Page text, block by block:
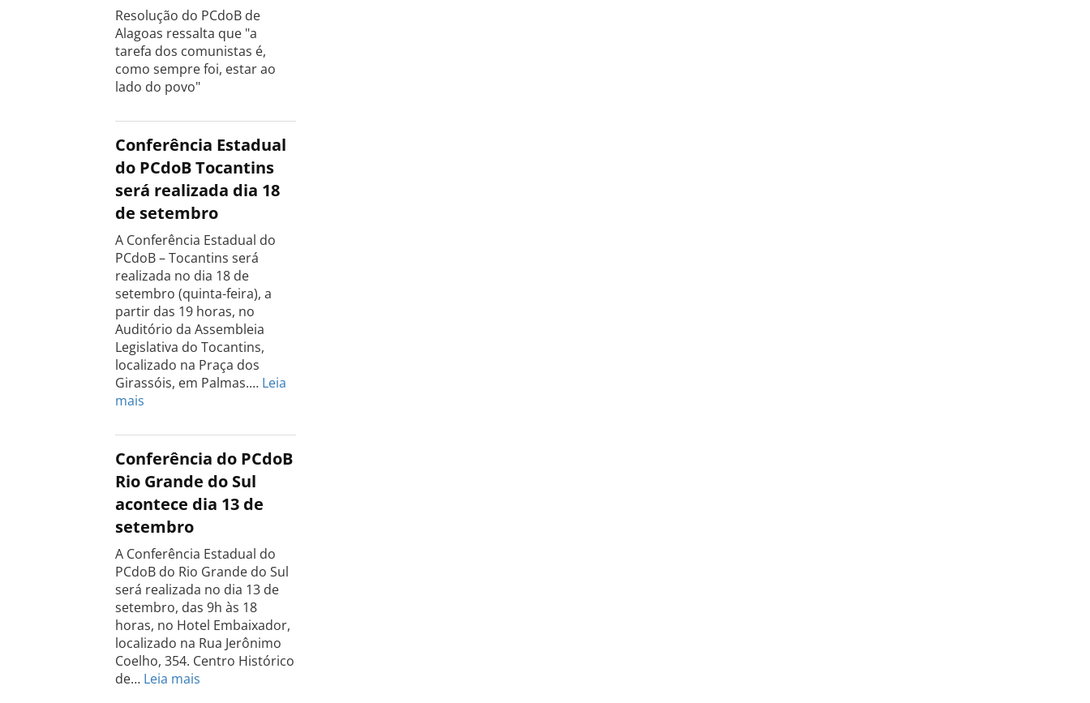
Resolução do PCdoB de
Alagoas ressalta que "a
tarefa dos comunistas é,
como sempre foi, estar ao
lado do povo"
Conferência Estadual
do PCdoB Tocantins
será realizada dia 18
de setembro
A Conferência Estadual do
PCdoB – Tocantins será
realizada no dia 18 de
setembro (quinta-feira), a
partir das 19 horas, no
Auditório da Assembleia
Legislativa do Tocantins,
localizado na Praça dos
Girassóis, em Palmas.… Leia
mais
Estadual
do
Tocantins
será
realizada
18
de
setembro
Conferência do PCdoB
Rio Grande do Sul
acontece dia 13 de
setembro
A Conferência Estadual do
PCdoB do Rio Grande do Sul
será realizada no dia 13 de
setembro, das 9h às 18
horas, no Hotel Embaixador,
localizado na Rua Jerônimo
Coelho, 354. Centro Histórico
de… Leia mais